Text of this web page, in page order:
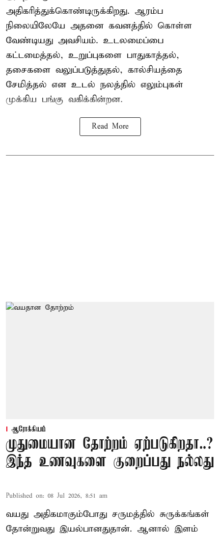
அதிகரித்துக்கொண்டிருக்கிறது. ஆரம்ப
நிலையிலேயே அதனை கவனத்தில் கொள்ள
வேண்டியது அவசியம். உடலமைப்பை
கட்டமைத்தல், உறுப்புகளை பாதுகாத்தல்,
தசைகளை வலுப்படுத்துதல், கால்சியத்தை
சேமித்தல் என உடல் நலத்தில் எலும்புகள்
முக்கிய பங்கு வகிக்கின்றன.
Read More
ஆரோக்கியம்
முதுமையான தோற்றம் ஏற்படுகிறதா..?
இந்த உணவுகளை குறைப்பது நல்லது
Published on: 08 Jul 2026, 8:51 am
வயது அதிகமாகும்போது சருமத்தில் சுருக்கங்கள்
தோன்றுவது இயல்பானதுதான். ஆனால் இளம்